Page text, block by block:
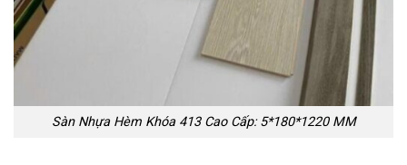
Sàn Nhựa Hèm Khóa 413 Cao Cấp: 5*180*1220 MM